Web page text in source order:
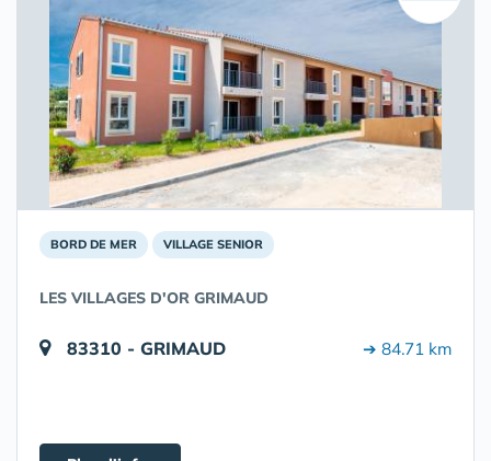
BORD DE MER VILLAGE SENIOR
LES VILLAGES D'OR GRIMAUD
83310 - GRIMAUD ➔ 84.71 km